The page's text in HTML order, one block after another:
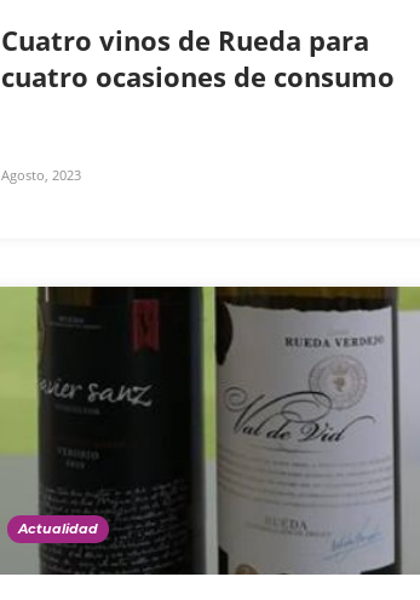
Cuatro vinos de Rueda para
cuatro ocasiones de consumo
Agosto, 2023
Actualidad